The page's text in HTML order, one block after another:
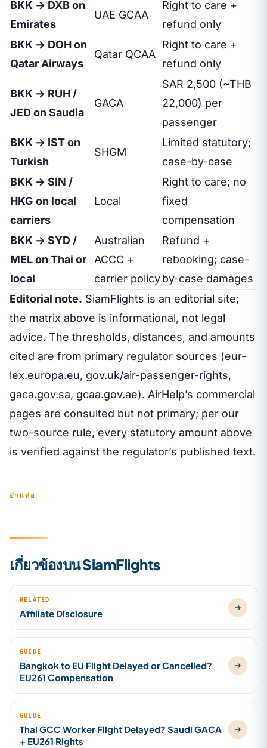
BKK → DXB on
Emirates
UAE GCAA
Right to care +
refund only
BKK → DOH on
Qatar Airways
Qatar QCAA
Right to care +
refund only
BKK → RUH /
JED on Saudia
GACA
SAR 2,500 (~THB
22,000) per
passenger
BKK → IST on
Turkish
SHGM
Limited statutory;
case-by-case
BKK → SIN /
HKG on local
carriers
Local
Right to care; no
fixed
compensation
BKK → SYD /
MEL on Thai or
local
Australian
ACCC +
carrier policy
Refund +
rebooking; case-
by-case damages
Editorial note. SiamFlights is an editorial site;
the matrix above is informational, not legal
advice. The thresholds, distances, and amounts
cited are from primary regulator sources (eur-
lex.europa.eu, gov.uk/air-passenger-rights,
gaca.gov.sa, gcaa.gov.ae). AirHelp’s commercial
pages are consulted but not primary; per our
two-source rule, every statutory amount above
is verified against the regulator’s published text.
อ่านต่อ
เกี่ยวข้องบน SiamFlights
RELATED
Affiliate Disclosure
GUIDE
Bangkok to EU Flight Delayed or Cancelled?
EU261 Compensation
GUIDE
Thai GCC Worker Flight Delayed? Saudi GACA
+ EU261 Rights